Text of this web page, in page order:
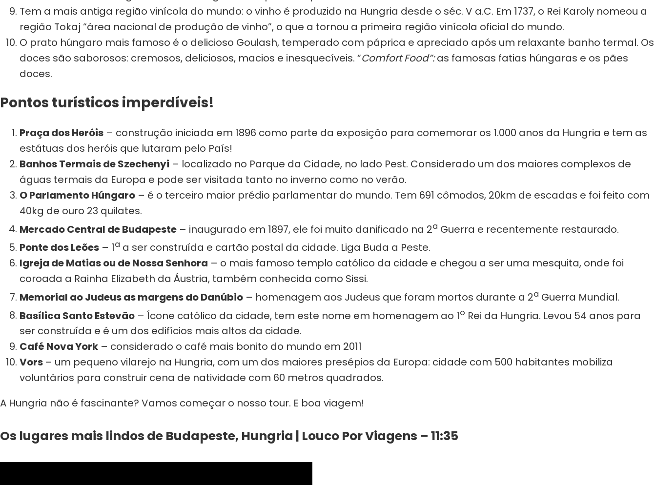
Tem a mais antiga região vinícola do mundo: o vinho é produzido na Hungria desde o séc. V a.C. Em 1737, o Rei Karoly nomeou a
região Tokaj “área nacional de produção de vinho”, o que a tornou a primeira região vinícola oficial do mundo.
O prato húngaro mais famoso é o delicioso Goulash, temperado com páprica e apreciado após um relaxante banho termal. Os
doces são saborosos: cremosos, deliciosos, macios e inesquecíveis. “Comfort Food”:as famosas fatias húngaras e os pães
doces.
Pontos turísticos imperdíveis!
Praça dos Heróis – construção iniciada em 1896 como parte da exposição para comemorar os 1.000 anos da Hungria e tem as
estátuas dos heróis que lutaram pelo País!
Banhos Termais de Szechenyi – localizado no Parque da Cidade, no lado Pest. Considerado um dos maiores complexos de
águas termais da Europa e pode ser visitada tanto no inverno como no verão.
O Parlamento Húngaro – é o terceiro maior prédio parlamentar do mundo. Tem 691 cômodos, 20km de escadas e foi feito com
40kg de ouro 23 quilates.
Mercado Central de Budapeste – inaugurado em 1897, ele foi muito danificado na 2a Guerra e recentemente restaurado.
Ponte dos Leões – 1a a ser construída e cartão postal da cidade. Liga Buda a Peste.
Igreja de Matias ou de Nossa Senhora – o mais famoso templo católico da cidade e chegou a ser uma mesquita, onde foi
coroada a Rainha Elizabeth da Áustria, também conhecida como Sissi.
Memorial ao Judeus as margens do Danúbio – homenagem aos Judeus que foram mortos durante a 2a Guerra Mundial.
Basílica Santo Estevão – Ícone católico da cidade, tem este nome em homenagem ao 1o Rei da Hungria. Levou 54 anos para
ser construída e é um dos edifícios mais altos da cidade.
Café Nova York – considerado o café mais bonito do mundo em 2011
Vors – um pequeno vilarejo na Hungria, com um dos maiores presépios da Europa: cidade com 500 habitantes mobiliza
voluntários para construir cena de natividade com 60 metros quadrados.
A Hungria não é fascinante? Vamos começar o nosso tour. E boa viagem!
Os lugares mais lindos de Budapeste, Hungria | Louco Por Viagens – 11:35